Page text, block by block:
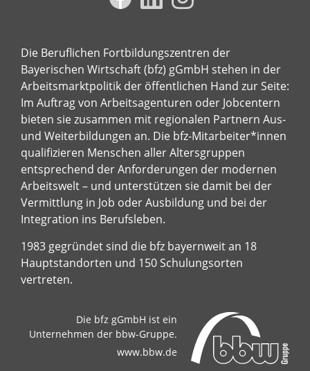
Die Beruflichen Fortbildungszentren der
Bayerischen Wirtschaft (bfz) gGmbH stehen in der
Arbeitsmarktpolitik der öffentlichen Hand zur Seite:
Im Auftrag von Arbeitsagenturen oder Jobcentern
bieten sie zusammen mit regionalen Partnern Aus-
und Weiterbildungen an. Die bfz-Mitarbeiter*innen
qualifizieren Menschen aller Altersgruppen
entsprechend der Anforderungen der modernen
Arbeitswelt – und unterstützen sie damit bei der
Vermittlung in Job oder Ausbildung und bei der
Integration ins Berufsleben.
1983 gegründet sind die bfz bayernweit an 18
Hauptstandorten und 150 Schulungsorten
vertreten.
Die bfz gGmbH ist ein
Unternehmen der bbw-Gruppe.
www.bbw.de